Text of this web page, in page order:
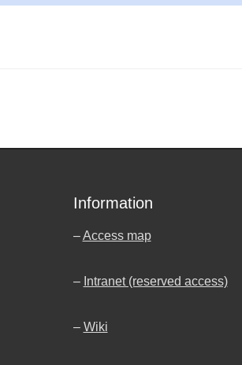
Information
–Access map
– Intranet (reserved access)
– Wiki